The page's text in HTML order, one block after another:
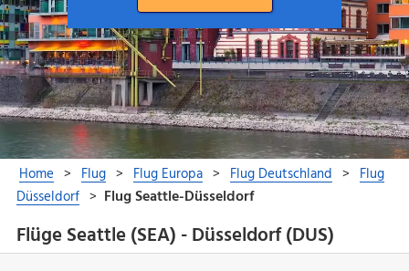
Flüge Seattle (SEA) - Düsseldorf (DUS)